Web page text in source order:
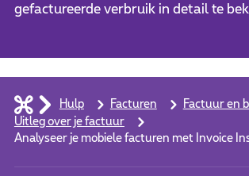
gefactureerde verbruik in detail te
Hulp Facturen
Factuur en
Uitleg over je factuur
Analyseer je mobiele facturen met Invoice